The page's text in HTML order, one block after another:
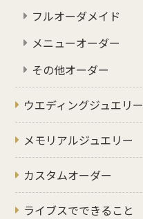
フルオーダメイド
メニューオーダー
その他オーダー
ウエディングジュエリー
メモリアルジュエリー
カスタムオーダー
ライブスでできること